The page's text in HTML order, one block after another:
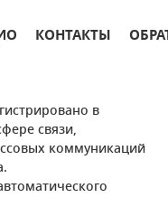
КОНТАКТЫ
в
связи,
коммуникаций